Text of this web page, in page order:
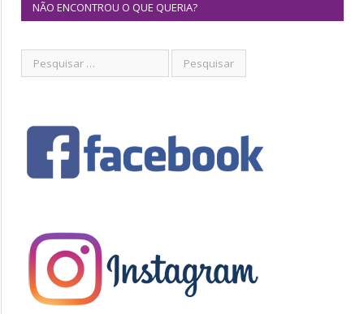
NÃO ENCONTROU O QUE QUERIA?